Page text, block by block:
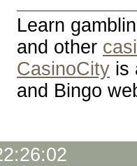
Learn
and other
CasinoCity is
and Bingo